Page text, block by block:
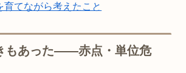
育てながら考えたこと
もあった——赤点・単位危